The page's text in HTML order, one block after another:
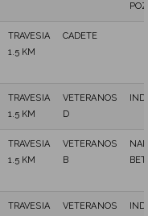
TRAVESIA
1.5 KM
CADETE
TRAVESIA
1.5 KM
VETERANOS
D
TRAVESIA
1.5 KM
VETERANOS
B
TRAVESIA
VETERANOS